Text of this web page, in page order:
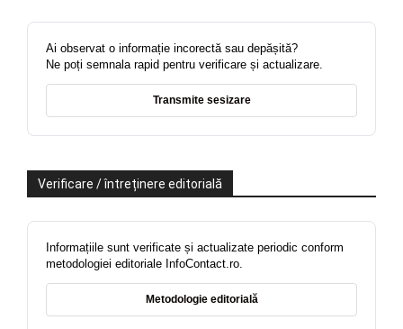
Ai observat o informație incorectă sau depășită?
Ne poți semnala rapid pentru verificare și actualizare.
Transmite sesizare
Verificare / întreținere editorială
Informațiile sunt verificate și actualizate periodic conform
metodologiei editoriale InfoContact.ro.
Metodologie editorială